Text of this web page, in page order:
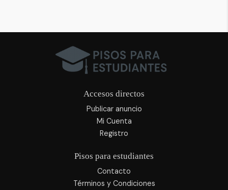
Accesos directos
Publicar anuncio
Mi Cuenta
Registro
Pisos para estudiantes
Contacto
Términos y Condiciones